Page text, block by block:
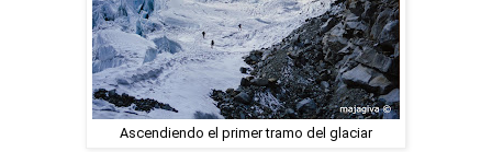
Ascendiendo el primer tramo del glaciar